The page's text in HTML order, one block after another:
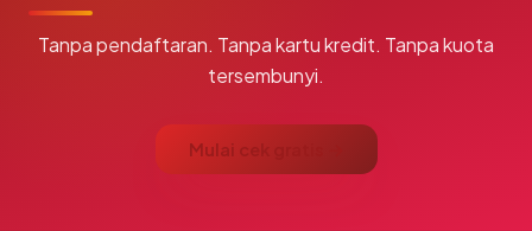
Tanpa pendaftaran. Tanpa kartu kredit. Tanpa kuota
tersembunyi.
Mulai cek gratis →